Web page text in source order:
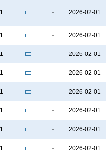
1 - 2026-02-01
1 - 2026-02-01
1 - 2026-02-01
1 - 2026-02-01
1 - 2026-02-01
1 - 2026-02-01
1 - 2026-02-01
1 - 2026-02-01